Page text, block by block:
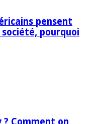
pensent
pourquoi
? Comment on